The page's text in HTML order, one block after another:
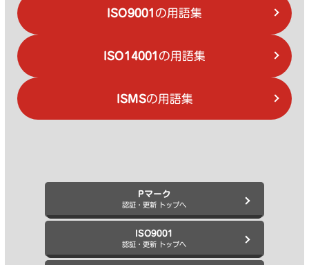
ISO9001 の用語集
ISO14001 の用語集
ISMSの用語集
Pマーク
認証・更新 トップへ
ISO9001
認証・更新 トップへ